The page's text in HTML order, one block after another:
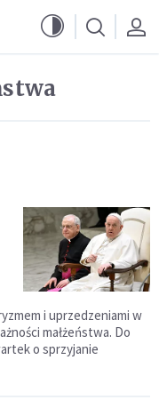
i uprzedzeniami w
małżeństwa. Do
o sprzyjanie